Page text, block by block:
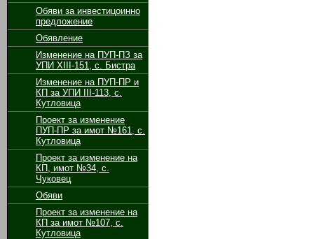
Обяви за инвестицоинно
предложение
Обявление
Изменение на ПУП-ПЗ за
УПИ ХІІІ-151, с. Бистра
Изменение на ПУП-ПР и
КП за УПИ ІІІ-113, с.
Кутловица
Проект за изменение
ПУП-ПР за имот №161, с.
Кутловица
Проект за изменение на
КП, имот №34, с.
Чуковец
Обяви
Проект за изменение на
КП за имот №107, с.
Кутловица